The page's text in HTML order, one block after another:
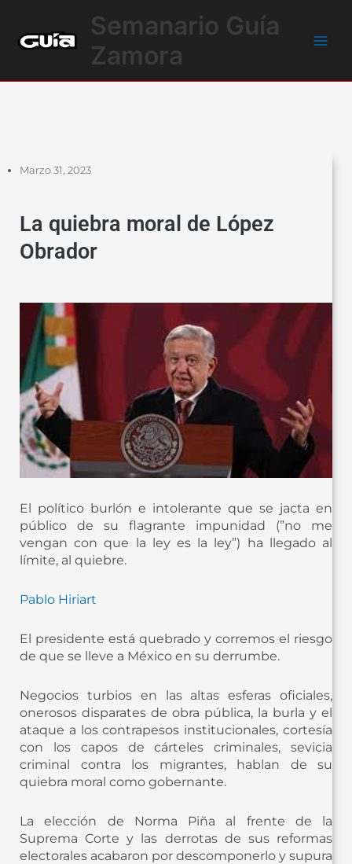
contenido
Semanario Guía
Zamora
Marzo 31, 2023
La quiebra moral de López
Obrador
El político burlón e intolerante que se jacta en
público de su flagrante impunidad (”no me
vengan con que la ley es la ley”) ha llegado al
límite, al quiebre.
Pablo Hiriart
El presidente está quebrado y corremos el riesgo
de que se lleve a México en su derrumbe.
Negocios turbios en las altas esferas oficiales,
onerosos disparates de obra pública, la burla y el
ataque a los contrapesos institucionales, cortesía
con los capos de cárteles criminales, sevicia
criminal contra los migrantes, hablan de su
quiebra moral como gobernante.
La elección de Norma Piña al frente de la
Suprema Corte y las derrotas de sus reformas
electorales acabaron por descomponerlo y supura